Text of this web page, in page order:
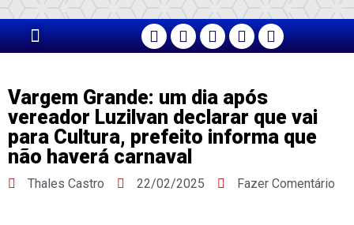
Vargem Grande: um dia após
vereador Luzilvan declarar que vai
para Cultura, prefeito informa que
não haverá carnaval
Thales Castro 22/02/2025 Fazer Comentário